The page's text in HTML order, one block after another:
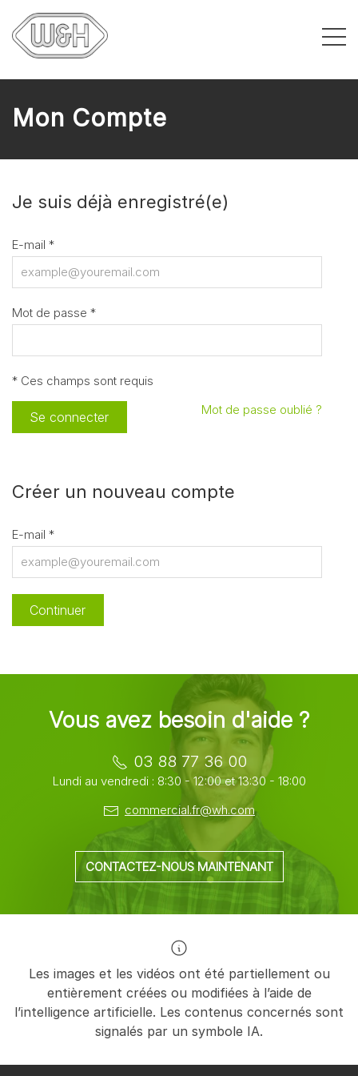
Mon Compte
Je suis déjà enregistré(e)
E-mail *
Mot de passe *
* Ces champs sont requis
Se connecter Mot de passe oublié ?
Créer un nouveau compte
E-mail *
Continuer
Vous avez besoin d'aide ?
03 88 77 36 00
Lundi au vendredi : 8:30 - 12:00 et 13:30 - 18:00
commercial.fr@wh.com
CONTACTEZ-NOUS MAINTENANT
Les images et les vidéos ont été partiellement ou
entièrement créées ou modifiées à l’aide de
l’intelligence artificielle. Les contenus concernés sont
signalés par un symbole IA.